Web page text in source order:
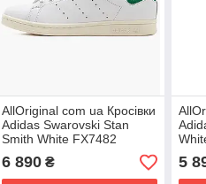
AllOriginal com ua Кросівки
Adidas Swarovski Stan
Smith White FX7482
РОЗМІРИ ЗАПИТУЙТЕ
6 890₴ 5